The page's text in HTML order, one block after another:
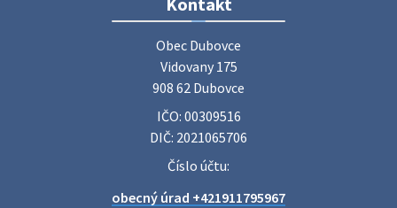
Základná organizácia Únie žien Slovenska Dubovce
srdečne pozýva svoje členky, ich rodinných príslušníkov aj
priateľov na jednodňový zájazd na termálne kúpalisko
Poradne komplexnej pomoci
diskrétne komplexné odborné poradenstvo. Tím
Obec Dubovce
Vidovany 175
908 62 Dubovce
IČO: 00309516
DIČ: 2021065706
Číslo účtu:
obecný úrad +421911795967